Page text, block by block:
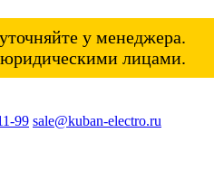
у менеджера.
юридическими лицами.
99 sale@kuban-electro.ru